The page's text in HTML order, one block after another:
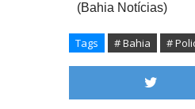
(Bahia Notícias)
Tags # Bahia #